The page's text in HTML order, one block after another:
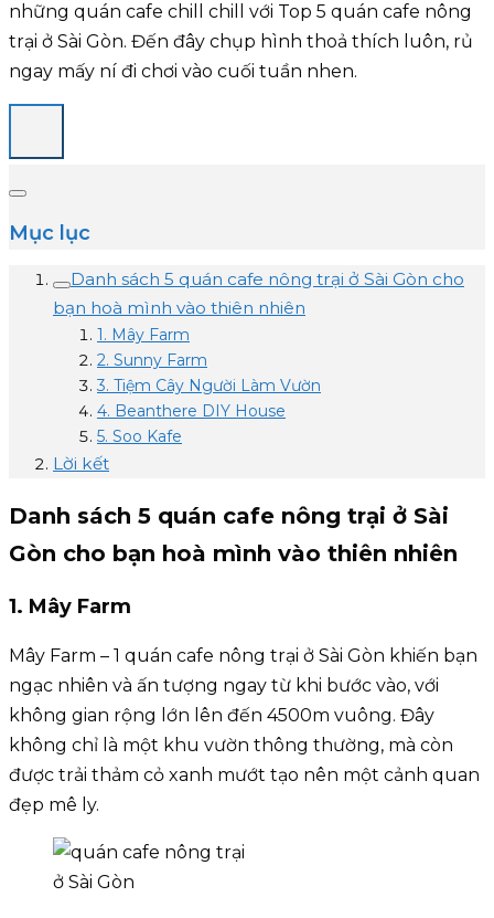
những quán cafe chill chill với Top 5 quán cafe nông
trại ở Sài Gòn. Đến đây chụp hình thoả thích luôn, rủ
ngay mấy ní đi chơi vào cuối tuần nhen.
Mục lục
Danh sách 5 quán cafe nông trại ở Sài Gòn cho
bạn hoà mình vào thiên nhiên
1. Mây Farm
2. Sunny Farm
3. Tiệm Cây Người Làm Vườn
4. Beanthere DIY House
5. Soo Kafe
Lời kết
Danh sách 5 quán cafe nông trại ở Sài
Gòn cho bạn hoà mình vào thiên nhiên
1. Mây Farm
Mây Farm – 1 quán cafe nông trại ở Sài Gòn khiến bạn
ngạc nhiên và ấn tượng ngay từ khi bước vào, với
không gian rộng lớn lên đến 4500m vuông. Đây
không chỉ là một khu vườn thông thường, mà còn
được trải thảm cỏ xanh mướt tạo nên một cảnh quan
đẹp mê ly.